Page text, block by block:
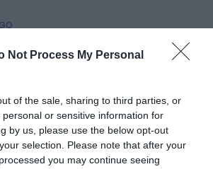
Not Process My Personal
of the sale, sharing to third parties, or
or sensitive information for
by us, please use the below opt-out
selection. Please note that after your
you may continue seeing
conta com uma agenda preenchida
e convívios nas freguesias de Águas,
As iniciativas promovem a atividade
a natureza e o convívio social.
acontece no dia 15 de novembro,